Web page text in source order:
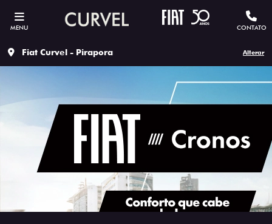
MENU CONTATO
Fiat Curvel - Pirapora Alterar